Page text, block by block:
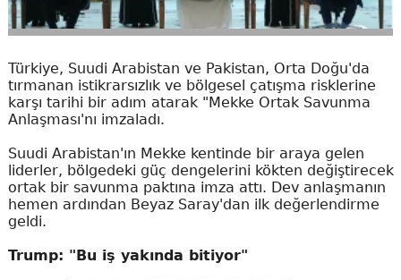
Türkiye, Suudi Arabistan ve Pakistan, Orta Doğu'da
tırmanan istikrarsızlık ve bölgesel çatışma risklerine
karşı tarihi bir adım atarak "Mekke Ortak Savunma
Anlaşması'nı imzaladı.
Suudi Arabistan'ın Mekke kentinde bir araya gelen
liderler, bölgedeki güç dengelerini kökten değiştirecek
ortak bir savunma paktına imza attı. Dev anlaşmanın
hemen ardından Beyaz Saray'dan ilk değerlendirme
geldi.
Trump: "Bu iş yakında bitiyor"